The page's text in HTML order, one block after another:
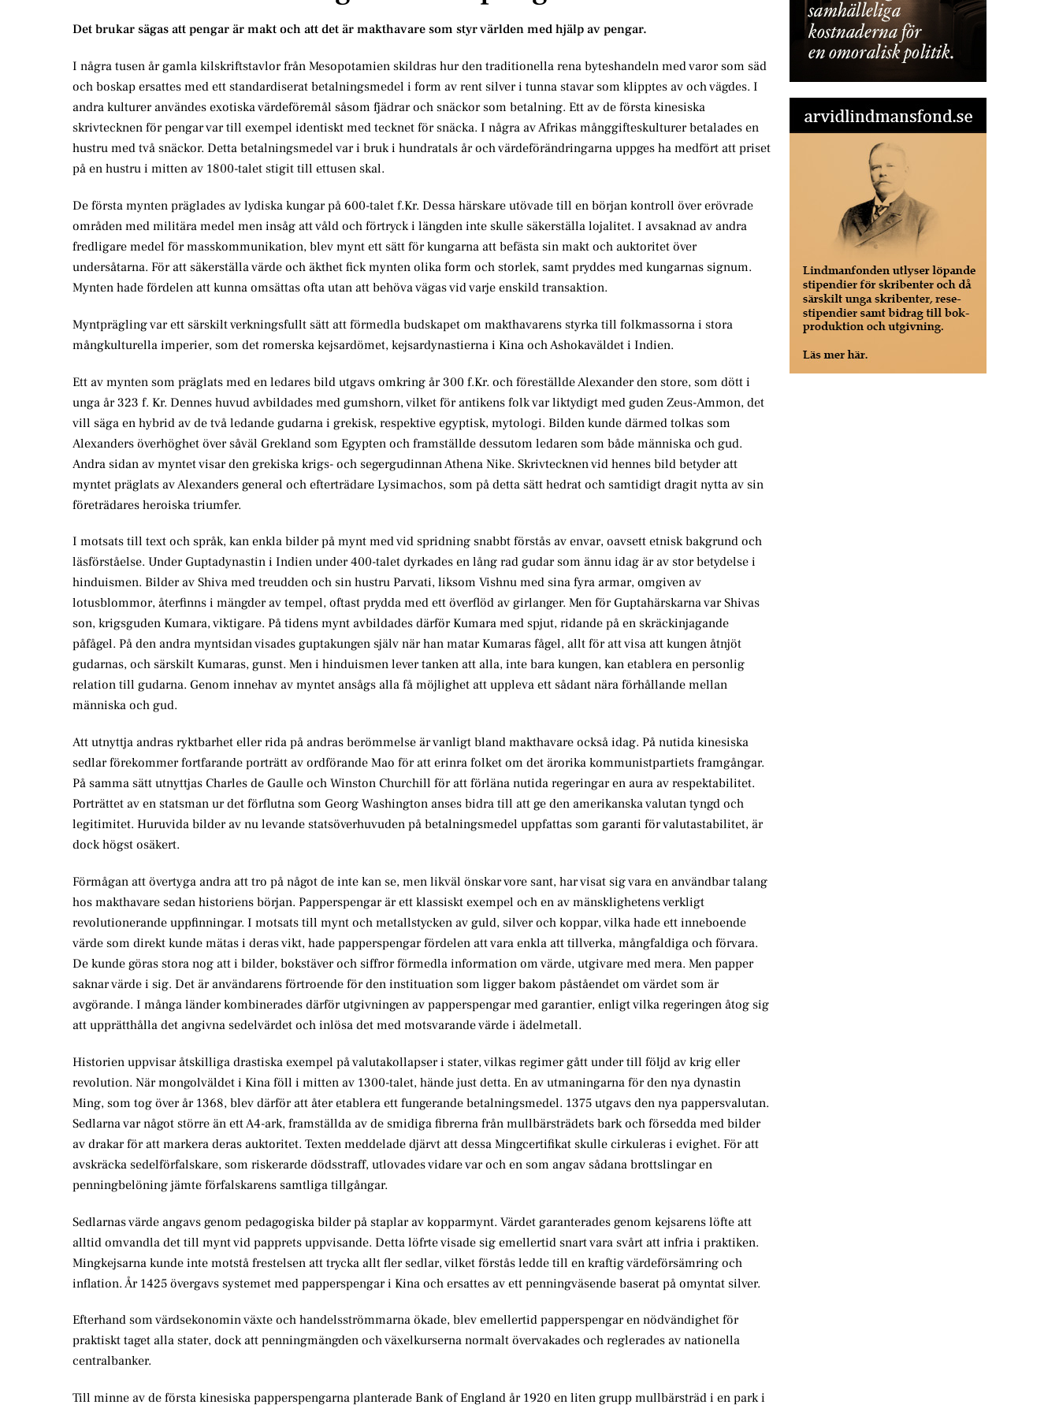
Det brukar sägas att pengar är makt och att det är makthavare som styr världen med hjälp av pengar.
I några tusen år gamla kilskriftstavlor från Mesopotamien skildras hur den traditionella rena byteshandeln med varor som säd
och boskap ersattes med ett standardiserat betalningsmedel i form av rent silver i tunna stavar som klipptes av och vägdes. I
andra kulturer användes exotiska värdeföremål såsom fjädrar och snäckor som betalning. Ett av de första kinesiska
skrivtecknen för pengar var till exempel identiskt med tecknet för snäcka. I några av Afrikas månggifteskulturer betalades en
hustru med två snäckor. Detta betalningsmedel var i bruk i hundratals år och värdeförändringarna uppges ha medfört att priset
på en hustru i mitten av 1800-talet stigit till ettusen skal.
De första mynten präglades av lydiska kungar på 600-talet f.Kr. Dessa härskare utövade till en början kontroll över erövrade
områden med militära medel men insåg att våld och förtryck i längden inte skulle säkerställa lojalitet. I avsaknad av andra
fredligare medel för masskommunikation, blev mynt ett sätt för kungarna att befästa sin makt och auktoritet över
undersåtarna. För att säkerställa värde och äkthet fick mynten olika form och storlek, samt pryddes med kungarnas signum.
Mynten hade fördelen att kunna omsättas ofta utan att behöva vägas vid varje enskild transaktion.
Myntprägling var ett särskilt verkningsfullt sätt att förmedla budskapet om makthavarens styrka till folkmassorna i stora
mångkulturella imperier, som det romerska kejsardömet, kejsardynastierna i Kina och Ashokaväldet i Indien.
Ett av mynten som präglats med en ledares bild utgavs omkring år 300 f.Kr. och föreställde Alexander den store, som dött i
unga år 323 f. Kr. Dennes huvud avbildades med gumshorn, vilket för antikens folk var liktydigt med guden Zeus-Ammon, det
vill säga en hybrid av de två ledande gudarna i grekisk, respektive egyptisk, mytologi. Bilden kunde därmed tolkas som
Alexanders överhöghet över såväl Grekland som Egypten och framställde dessutom ledaren som både människa och gud.
Andra sidan av myntet visar den grekiska krigs- och segergudinnan Athena Nike. Skrivtecknen vid hennes bild betyder att
myntet präglats av Alexanders general och efterträdare Lysimachos, som på detta sätt hedrat och samtidigt dragit nytta av sin
företrädares heroiska triumfer.
I motsats till text och språk, kan enkla bilder på mynt med vid spridning snabbt förstås av envar, oavsett etnisk bakgrund och
läsförståelse. Under Guptadynastin i Indien under 400-talet dyrkades en lång rad gudar som ännu idag är av stor betydelse i
hinduismen. Bilder av Shiva med treudden och sin hustru Parvati, liksom Vishnu med sina fyra armar, omgiven av
lotusblommor, återfinns i mängder av tempel, oftast prydda med ett överflöd av girlanger. Men för Guptahärskarna var Shivas
son, krigsguden Kumara, viktigare. På tidens mynt avbildades därför Kumara med spjut, ridande på en skräckinjagande
påfågel. På den andra myntsidan visades guptakungen själv när han matar Kumaras fågel, allt för att visa att kungen åtnjöt
gudarnas, och särskilt Kumaras, gunst. Men i hinduismen lever tanken att alla, inte bara kungen, kan etablera en personlig
relation till gudarna. Genom innehav av myntet ansågs alla få möjlighet att uppleva ett sådant nära förhållande mellan
människa och gud.
Att utnyttja andras ryktbarhet eller rida på andras berömmelse är vanligt bland makthavare också idag. På nutida kinesiska
sedlar förekommer fortfarande porträtt av ordförande Mao för att erinra folket om det ärorika kommunistpartiets framgångar.
På samma sätt utnyttjas Charles de Gaulle och Winston Churchill för att förläna nutida regeringar en aura av respektabilitet.
Porträttet av en statsman ur det förflutna som Georg Washington anses bidra till att ge den amerikanska valutan tyngd och
legitimitet. Huruvida bilder av nu levande statsöverhuvuden på betalningsmedel uppfattas som garanti för valutastabilitet, är
dock högst osäkert.
Förmågan att övertyga andra att tro på något de inte kan se, men likväl önskar vore sant, har visat sig vara en användbar talang
hos makthavare sedan historiens början. Papperspengar är ett klassiskt exempel och en av mänsklighetens verkligt
revolutionerande uppfinningar. I motsats till mynt och metallstycken av guld, silver och koppar, vilka hade ett inneboende
värde som direkt kunde mätas i deras vikt, hade papperspengar fördelen att vara enkla att tillverka, mångfaldiga och förvara.
De kunde göras stora nog att i bilder, bokstäver och siffror förmedla information om värde, utgivare med mera. Men papper
saknar värde i sig. Det är användarens förtroende för den instituation som ligger bakom påståendet om värdet som är
avgörande. I många länder kombinerades därför utgivningen av papperspengar med garantier, enligt vilka regeringen åtog sig
att upprätthålla det angivna sedelvärdet och inlösa det med motsvarande värde i ädelmetall.
Historien uppvisar åtskilliga drastiska exempel på valutakollapser i stater, vilkas regimer gått under till följd av krig eller
revolution. När mongolväldet i Kina föll i mitten av 1300-talet, hände just detta. En av utmaningarna för den nya dynastin
Ming, som tog över år 1368, blev därför att åter etablera ett fungerande betalningsmedel. 1375 utgavs den nya pappersvalutan.
Sedlarna var något större än ett A4-ark, framställda av de smidiga fibrerna från mullbärsträdets bark och försedda med bilder
av drakar för att markera deras auktoritet. Texten meddelade djärvt att dessa Mingcertifikat skulle cirkuleras i evighet. För att
avskräcka sedelförfalskare, som riskerarde dödsstraff, utlovades vidare var och en som angav sådana brottslingar en
penningbelöning jämte förfalskarens samtliga tillgångar.
Sedlarnas värde angavs genom pedagogiska bilder på staplar av kopparmynt. Värdet garanterades genom kejsarens löfte att
alltid omvandla det till mynt vid papprets uppvisande. Detta löfrte visade sig emellertid snart vara svårt att infria i praktiken.
Mingkejsarna kunde inte motstå frestelsen att trycka allt fler sedlar, vilket förstås ledde till en kraftig värdeförsämring och
inflation. År 1425 övergavs systemet med papperspengar i Kina och ersattes av ett penningväsende baserat på omyntat silver.
Efterhand som värdsekonomin växte och handelsströmmarna ökade, blev emellertid papperspengar en nödvändighet för
praktiskt taget alla stater, dock att penningmängden och växelkurserna normalt övervakades och reglerades av nationella
centralbanker.
Till minne av de första kinesiska papperspengarna planterade Bank of England år 1920 en liten grupp mullbärsträd i en park i